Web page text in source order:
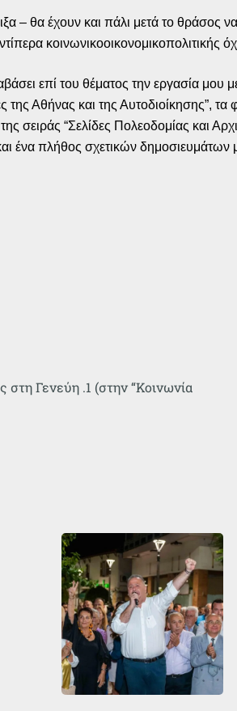
– θα έχουν και πάλι μετά το θράσος
κοινωνικοοικονομικοπολιτικής
επί του θέματος την εργασία μου
της Αθήνας και της Αυτοδιοίκησης”,
σειράς “Σελίδες Πολεοδομίας και
ένα πλήθος σχετικών δημοσιευμάτων
Γενεύη .1 (στην “Κοινωνία